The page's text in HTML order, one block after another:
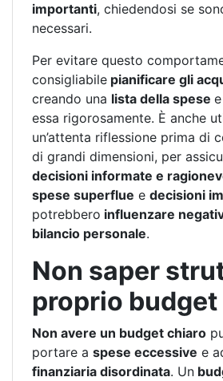
importanti, chiedendosi se
necessari.
Per evitare questo
consigliabile pianificare gli
creando una lista della spese
essa rigorosamente. È anche
un’attenta riflessione prima di
di grandi dimensioni, per
decisioni informate e
spese superflue e decisioni
potrebbero influenzare
bilancio personale.
Non saper
proprio budget
Non avere un budget chiaro
portare a spese eccessive e
finanziaria disordinata. Un